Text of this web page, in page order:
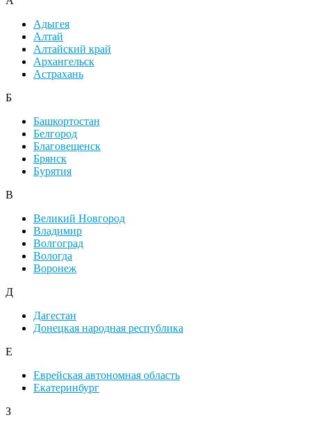
Адыгея
Алтай
Алтайский край
Архангельск
Астрахань
Б
Башкортостан
Белгород
Благовещенск
Брянск
Бурятия
В
Великий Новгород
Владимир
Волгоград
Вологда
Воронеж
Д
Дагестан
Донецкая народная республика
Е
Еврейская автономная область
Екатеринбург
З